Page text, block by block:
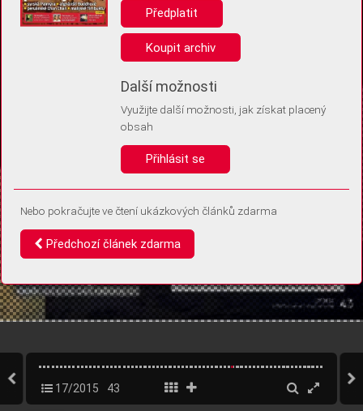
uložením volitelných informací:
Anonymní unikátní ID
Díky němu příště poznáme, že se jedná o stejné zařízení, a
Identifikátor je zcela anonymní.
Vaše souhlasy a odmítnutí si ukládáme do vašeho zařízení, abychom se
vás už příště znovu neptali. Můžete je kdykoli později upravit ve Správě
17/2015 43
Předplatit
Koupit archiv
Další možnosti
Využijte další možnosti, jak získat placený
obsah
Přihlásit se
Nebo pokračujte ve čtení ukázkových článků zdarma
Předchozí článek zdarma